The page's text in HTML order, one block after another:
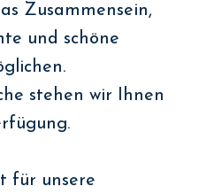
Zusammensein,
und schöne
stehen wir Ihnen
für unsere